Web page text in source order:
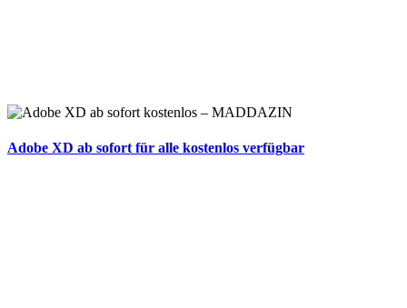
Adobe XD ab sofort für alle kostenlos verfügbar